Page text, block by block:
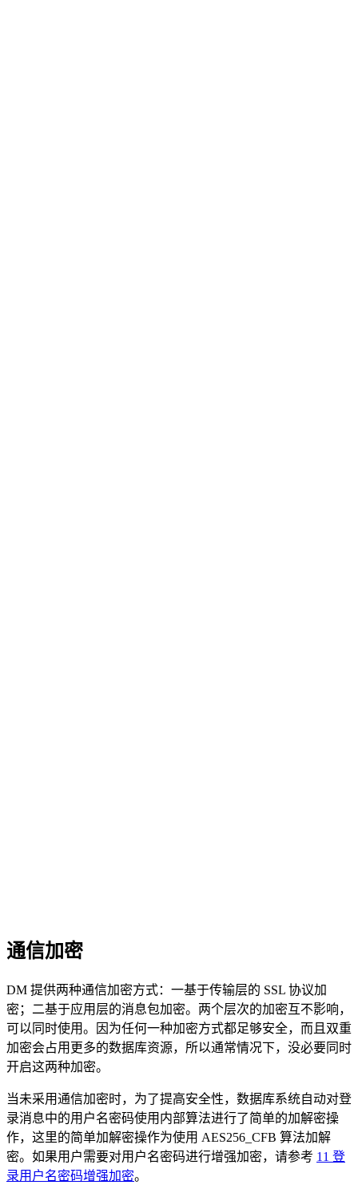
通信加密
DM 提供两种通信加密方式：一基于传输层的 SSL 协议加
密；二基于应用层的消息包加密。两个层次的加密互不影响，
可以同时使用。因为任何一种加密方式都足够安全，而且双重
加密会占用更多的数据库资源，所以通常情况下，没必要同时
开启这两种加密。
当未采用通信加密时，为了提高安全性，数据库系统自动对登
录消息中的用户名密码使用内部算法进行了简单的加解密操
作，这里的简单加解密操作为使用 AES256_CFB 算法加解
密。如果用户需要对用户名密码进行增强加密，请参考 11 登
录用户名密码增强加密。